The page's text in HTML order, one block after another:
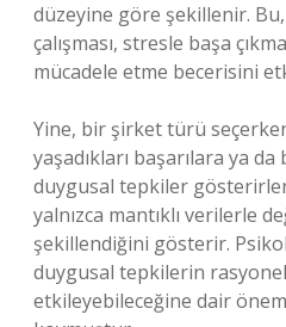
düzeyine göre şekillenir.
çalışması, stresle başa
mücadele etme becerisini
Yine, bir şirket türü
yaşadıkları başarılara ya da
duygusal tepkiler
yalnızca mantıklı verilerle
şekillendiğini gösterir.
duygusal tepkilerin
etkileyebileceğine dair